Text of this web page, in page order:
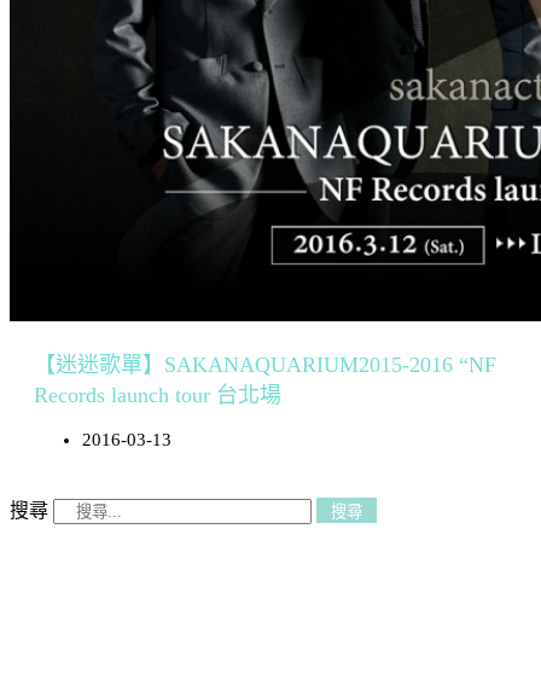
【迷迷歌單】SAKANAQUARIUM2015-2016 “NF
Records launch tour 台北場
2016-03-13
搜尋 搜尋